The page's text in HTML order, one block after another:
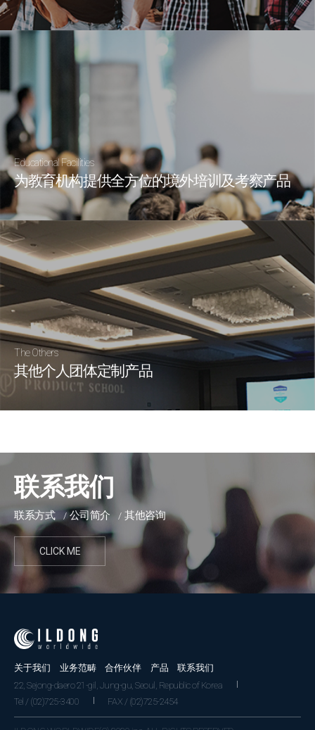
Educational Facilities
为教育机构提供全方位的境外培训及考察产品
The Others
其他个人团体定制产品
联系我们
联系方式 公司简介 其他咨询
CLICK ME
关于我们 业务范畴 合作伙伴 产品
联系我们
22, Sejong-daero 21-gil, Jung-gu, Seoul, Republic of Korea
Tel / (02)725-3400
FAX / (02)725-2454